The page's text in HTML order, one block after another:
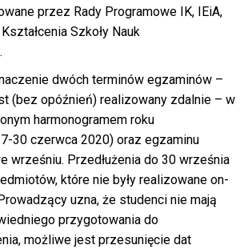
przez Rady Programowe IK, IEiA,
Szkoły Nauk
dwóch terminów egzaminów –
(bez opóźnień) realizowany zdalnie – w
harmonogramem roku
30 czerwca 2020) oraz egzaminu
wrześniu. Przedłużenia do 30 września
które nie były realizowane on-
uzna, że studenci nie mają
przygotowania do
możliwe jest przesunięcie dat